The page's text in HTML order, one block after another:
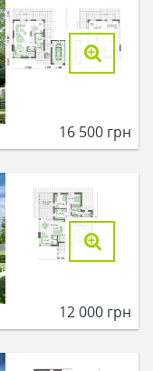
16 500 грн
12 000 грн